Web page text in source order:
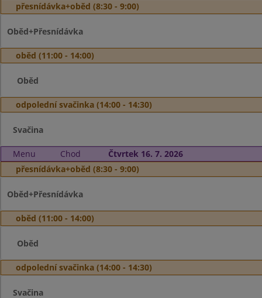
přesnídávka+oběd (8:30 - 9:00)
Oběd+Přesnídávka
oběd (11:00 - 14:00)
Oběd
odpolední svačinka (14:00 - 14:30)
Svačina
Menu Chod
Čtvrtek 16. 7. 2026
přesnídávka+oběd (8:30 - 9:00)
Oběd+Přesnídávka
oběd (11:00 - 14:00)
Oběd
odpolední svačinka (14:00 - 14:30)
Svačina